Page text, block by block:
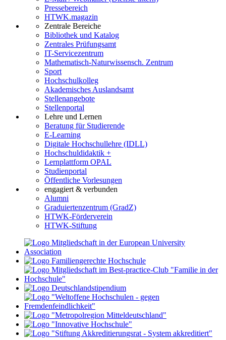
Pressebereich
HTWK.magazin
Zentrale Bereiche
Bibliothek und Katalog
Zentrales Prüfungsamt
IT-Servicezentrum
Mathematisch-Naturwissensch. Zentrum
Sport
Hochschulkolleg
Akademisches Auslandsamt
Stellenangebote
Stellenportal
Lehre und Lernen
Beratung für Studierende
E-Learning
Digitale Hochschullehre (IDLL)
Hochschuldidaktik +
Lernplattform OPAL
Studienportal
Öffentliche Vorlesungen
engagiert & verbunden
Alumni
Graduiertenzentrum (GradZ)
HTWK-Förderverein
HTWK-Stiftung